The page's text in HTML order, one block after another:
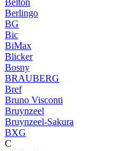
Belton
Berlingo
BG
Bic
BiMax
Blicker
Bosny
BRAUBERG
Bref
Bruno Visconti
Bruynzeel
Bruynzeel-Sakura
BXG
C